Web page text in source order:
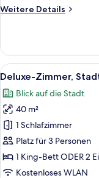
Weitere Details
Weitere
Alle
Fotos
für
Deluxe-
Zimmer,
Stadtblick
anzeigen
5
Deluxe-Zimmer,
Blick auf die Stadt
40 m²
1 Schlafzimmer
Platz für 3 Personen
1 King-Bett ODER 2
Kostenloses WLAN